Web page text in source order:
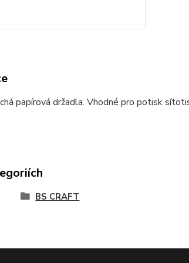
papírová držadla. Vhodné pro potisk
BS CRAFT